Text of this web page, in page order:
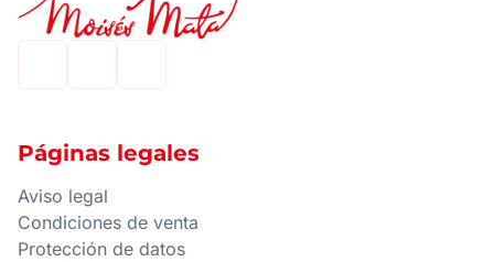
Páginas legales
Aviso legal
Condiciones de venta
Protección de datos